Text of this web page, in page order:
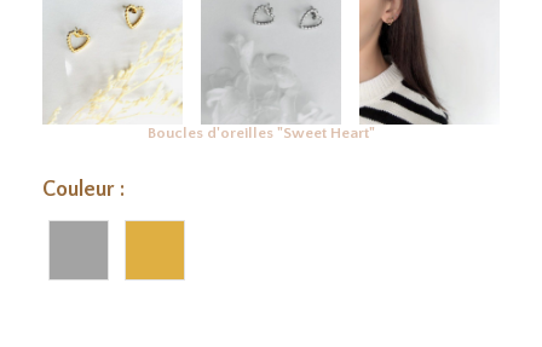
Boucles d'oreilles "Sweet Heart"
Couleur :